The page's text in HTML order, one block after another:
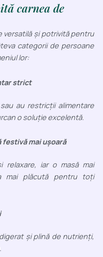
carnea de
versatilă și potrivită pentru
categorii de persoane
lor:
strict
au restricții alimentare
o soluție excelentă.
festivă mai ușoară
relaxare, iar o masă mai
mai plăcută pentru toți
și plină de nutrienți,